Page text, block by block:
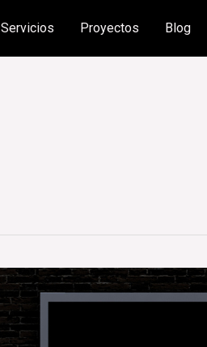
Servicios Proyectos Blog